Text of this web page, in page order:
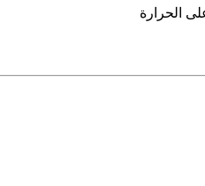
الحرارة